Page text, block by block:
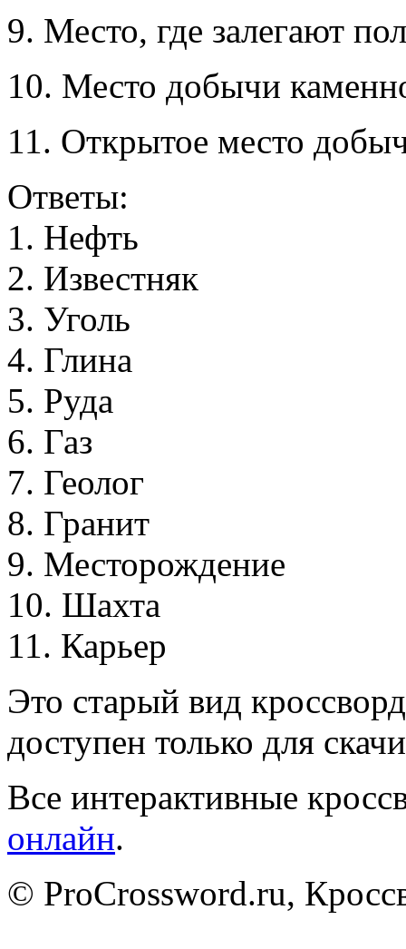
9. Место, где залегают
10. Место добычи
11. Открытое место
Ответы:
1. Нефть
2. Известняк
3. Уголь
4. Глина
5. Руда
6. Газ
7. Геолог
8. Гранит
9. Месторождение
10. Шахта
11. Карьер
Это старый вид
доступен только для
Все интерактивные
онлайн.
© ProCrossword.ru,